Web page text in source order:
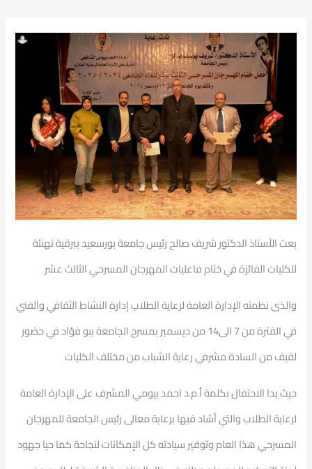
بعث الأستاذ الدكتور شريف صالح رئيس جامعة بورسعيد ببرقية تهنئة
للكليات الفائزةفي ختام فاعليات المهرجان المسرحي الثالث عشر
والذى نظمته الإدارة العامة لرعاية الطلاب إدارة النشاط الثقافي والفني
في الفترة من 7 الى14 من ديسمبر بمسرح الجامعة ببو فؤاد في حضور
لفيف من السادة مشرفي رعاية الشباب من مختلف الكليات
حيث بدا الاحتفال بكلمة أ.م.د احمد بيومي المشرف على الإدارة العامة
لرعاية الطلاب والتي أشاد فيها برعاية معالى رئيس الجامعة للمهرجان
المسرحي هذا العام وتوفير سيادته كل الإمكانات لنجاحة كما حيا جهود